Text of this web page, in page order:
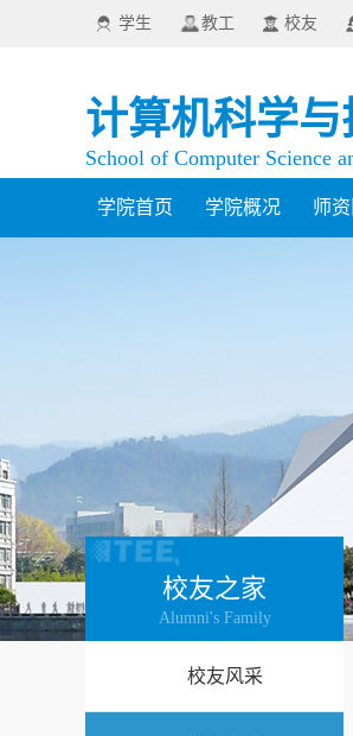
学生 教工 校友
计算机科学
School of Computer Science
学院首页 学院概况 师
校友之家
Alumni's Family
校友风采